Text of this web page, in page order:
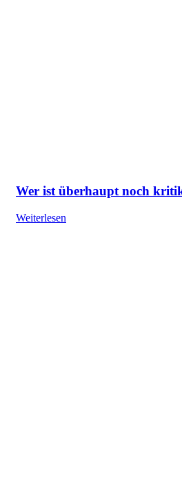
Wer ist überhaupt noch
Weiterlesen